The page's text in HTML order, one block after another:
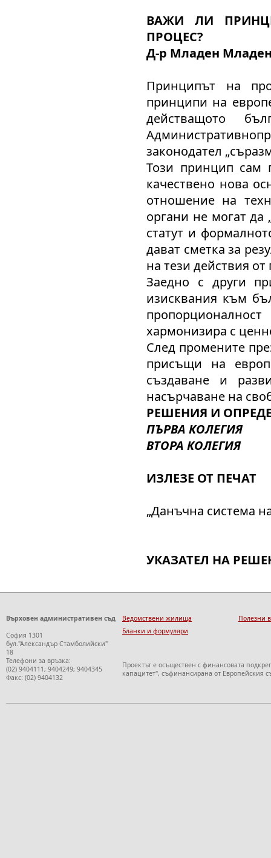
ВАЖИ ЛИ
ПРОЦЕС?
Д-р Младен
Принципът на
принципи на
действащото
законодател
Този принцип сам
качествено нова
отношение на
органи не могат да
статут и
дават сметка за
на тези действия
Заедно с други
изисквания към
хармонизира с
След промените
присъщи на
създаване и
насърчаване на
РЕШЕНИЯ И
ПЪРВА КОЛЕГИЯ
ВТОРА КОЛЕГИЯ
ИЗЛЕЗЕ ОТ ПЕЧАТ
„Данъчна система
УКАЗАТЕЛ НА
Върховен административен съд
София 1301
бул."Александър Стамболийски"
18
Телефони за връзка:
(02) 9404111; 9404249; 9404345
Факс: (02) 9404132
Ведомствени жилища
Бланки и формуляри
Полезни
Проектът е осъществен с финансовата
капацитет", съфинансирана от Европейския